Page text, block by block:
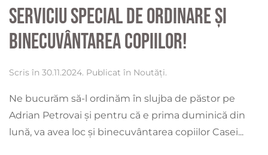
Serviciu special de ordinare și
binecuvântarea copiilor!
Scris în 30.11.2024. Publicat în Noutăți.
Ne bucurăm să-l ordinăm în slujba de păstor pe
Adrian Petrovai și pentru că e prima duminică din
lună, va avea loc şi binecuvântarea copiilor Casei...